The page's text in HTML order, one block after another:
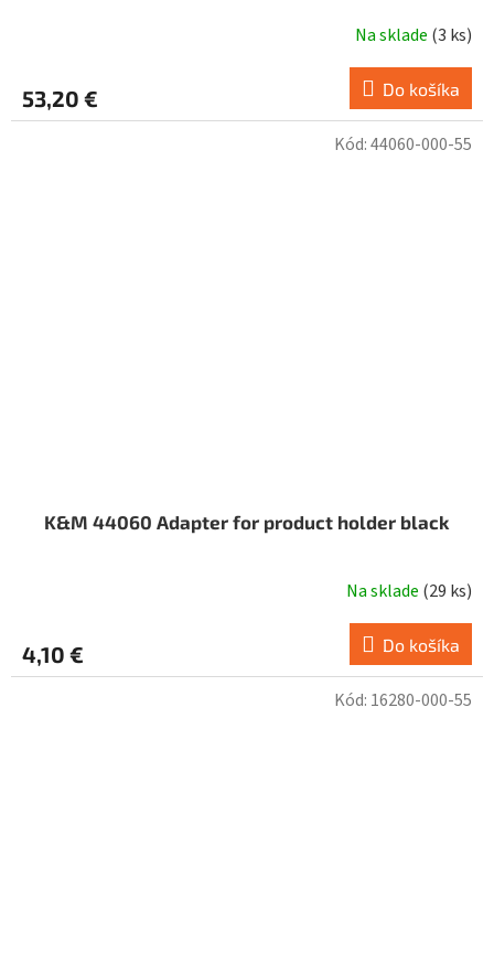
Na sklade (3 ks)
53,20 € Do košíka
K&M 44060 Adapter for product holder black
Na sklade (29 ks)
4,10 € Do košíka
Kód:44060-000-55
Kód: 16280-000-55